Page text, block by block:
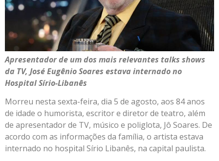
Apresentador de um dos mais relevantes talks shows
da TV, José Eugênio Soares estava internado no
Hospital Sírio-Libanês
Morreu nesta sexta-feira, dia 5 de agosto, aos 84 anos
de idade o humorista, escritor e diretor de teatro, além
de apresentador de TV, músico e poliglota, Jô Soares. De
acordo com as informações da família, o artista estava
internado no hospital Sírio Libanês, na capital paulista.